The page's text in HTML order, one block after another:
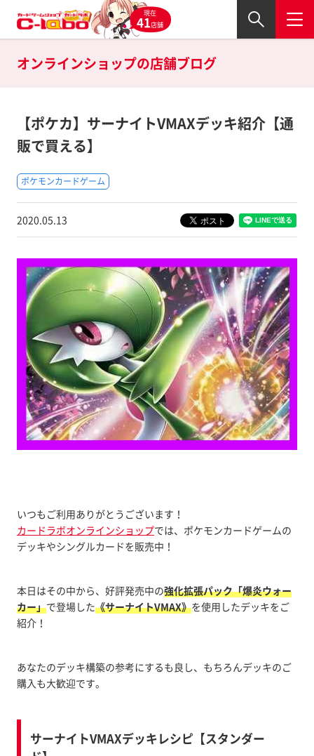
現在
41店舗
オンラインショップの店舗ブログ
【ポケカ】サーナイトVMAXデッキ紹介【通
販で買える】
ポケモンカードゲーム
2020.05.13
いつもご利用ありがとうございます！
カードラボオンラインショップでは、ポケモンカードゲームの
デッキやシングルカードを販売中！
本日はその中から、好評発売中の強化拡張パック「爆炎ウォー
カー」で登場した《サーナイトVMAX》を使用したデッキをご
紹介！
あなたのデッキ構築の参考にするも良し、もちろんデッキのご
購入も大歓迎です。
サーナイトVMAXデッキレシピ【スタンダー